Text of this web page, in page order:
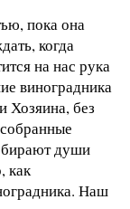
пока она
когда
на нас рука
виноградника
Хозяина, без
души
как
Наш